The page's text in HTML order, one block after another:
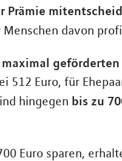
Prämie
davon
maximal geförderten
512 Euro, für
hingegen bis zu
Euro sparen,